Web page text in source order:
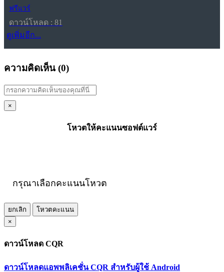
ฟรีแวร์
ดาวน์โหลด : 81
ดูเพิ่มอีก...
ความคิดเห็น (0)
×
โหวตให้คะแนนซอฟต์แวร์
กรุณาเลือกคะแนนโหวต
ยกเลิก
โหวตคะแนน
×
ดาวน์โหลด CQR
ดาวน์โหลดแอพพลิเคชั่น CQR สำหรับผู้ใช้ Android